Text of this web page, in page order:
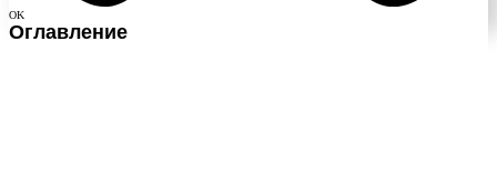
OK
Оглавление